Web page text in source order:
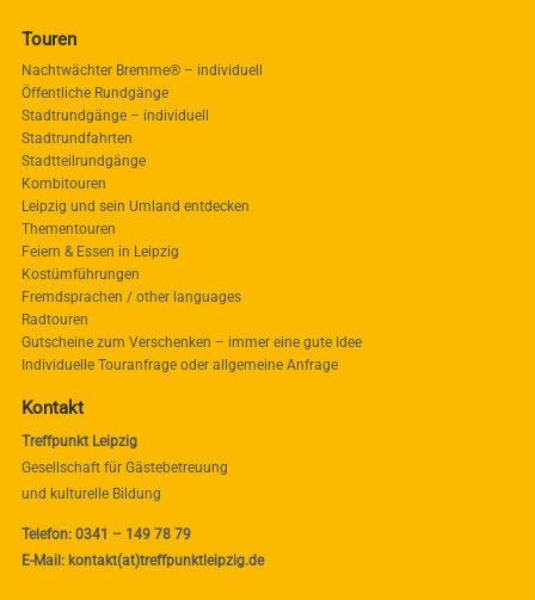
Touren
Nachtwächter Bremme® – individuell
Öffentliche Rundgänge
Stadtrundgänge – individuell
Stadtrundfahrten
Stadtteilrundgänge
Kombitouren
Leipzig und sein Umland entdecken
Thementouren
Feiern & Essen in Leipzig
Kostümführungen
Fremdsprachen / other languages
Radtouren
Gutscheine zum Verschenken – immer eine gute Idee
Individuelle Touranfrage oder allgemeine Anfrage
Kontakt
Treffpunkt Leipzig
Gesellschaft für Gästebetreuung
und kulturelle Bildung
Telefon: 0341 – 149 78 79
E-Mail: kontakt(at)treffpunktleipzig.de